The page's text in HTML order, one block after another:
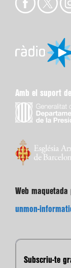
Amb el suport
Web maquetada
unmon-
Subscriu-te